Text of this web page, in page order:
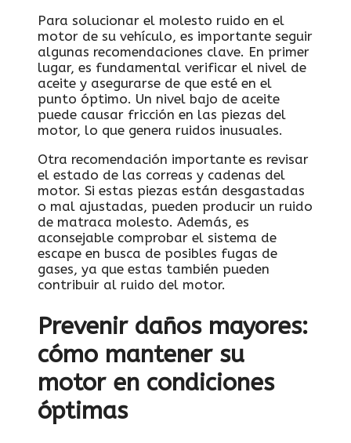
Para solucionar el molesto ruido​ en‍ el
motor ​de su vehículo, ⁣es ​importante​ seguir
algunas recomendaciones clave. En primer
lugar, ⁤es fundamental verificar el nivel ​de‍
aceite y asegurarse de que esté en​ el
punto óptimo.⁤ Un nivel bajo de ⁤aceite
puede causar fricción en las⁣ piezas del
motor,​ lo que genera ⁣ruidos inusuales. ⁤
Otra recomendación importante ⁤es revisar
el⁢ estado de las correas y cadenas del
motor. Si ⁢estas piezas están desgastadas
o ‌mal ajustadas, pueden ⁤producir un⁢ ruido⁢
de matraca molesto. Además, es⁢
aconsejable comprobar​ el sistema de
‍escape en busca de posibles fugas de
gases, ya que estas también pueden
contribuir al ​ruido​ del motor.
Prevenir ‌daños mayores:
cómo mantener‍ su
motor en condiciones
óptimas